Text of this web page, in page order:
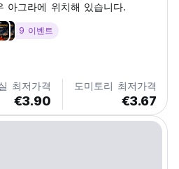
그라에 위치해 있습니다.
9 이벤트
최저가격
€3.90
도미토리 최저가격
€3.67